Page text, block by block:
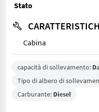
Stato
Cabina
capacità di sollevamento:
Tipo di albero di
Carburante: Diesel